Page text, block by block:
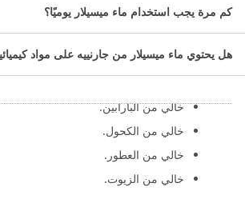
يحتوي على جزيئات ميسيل (Micelles).
اليومي
خالي من البارابين.
خالي من الكحول.
خالي من العطور.
خالي من الزيوت.
كم مرة يجب استخدام ماء ميسيلار يوميًا؟
هل يحتوي ماء ميسيلار من جارنييه على مواد